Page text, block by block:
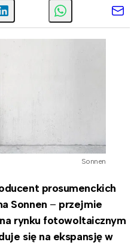
Sonnen
prosumenckich
Sonnen – przejmie
rynku fotowoltaicznym
się na ekspansję w